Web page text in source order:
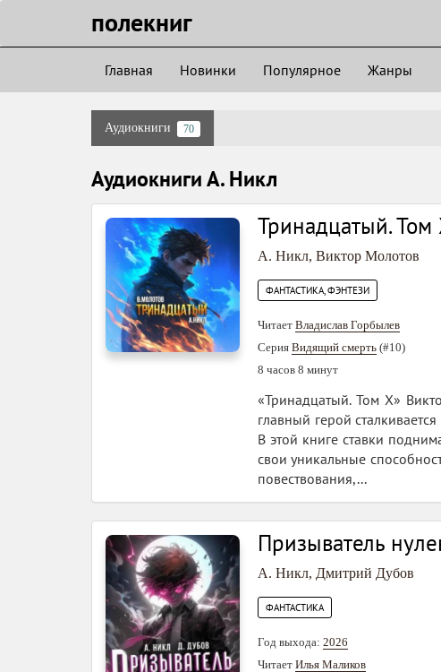
полекниг
Главная Новинки Популярное Жанры
Аудиокниги 70
Аудиокниги А. Никл
Тринадцатый. Том
А. Никл, Виктор Молотов
ФАНТАСТИКА, ФЭНТЕЗИ
Читает Владислав Горбылев
Серия Видящий смерть (#10)
8 часов 8 минут
«Тринадцатый. Том X»
главный герой
В этой книге ставки
свои уникальные
повествования,...
Призыватель
А. Никл, Дмитрий Дубов
ФАНТАСТИКА
Год выхода: 2026
Читает Илья Маликов